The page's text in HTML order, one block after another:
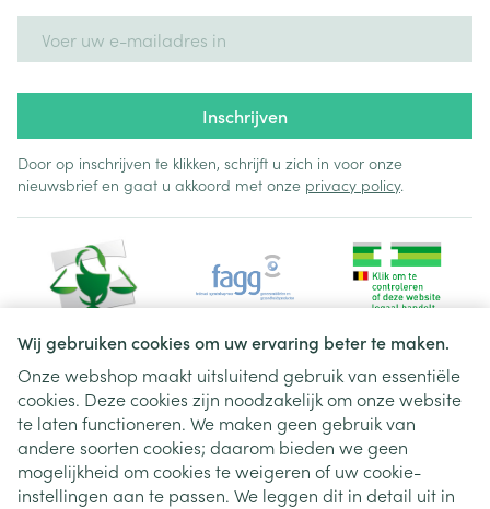
Wij gebruiken cookies om uw ervaring beter te maken.
Onze webshop maakt uitsluitend gebruik van essentiële
cookies. Deze cookies zijn noodzakelijk om onze website
te laten functioneren. We maken geen gebruik van
andere soorten cookies; daarom bieden we geen
mogelijkheid om cookies te weigeren of uw cookie-
instellingen aan te passen. We leggen dit in detail uit in
Inschrijven
Door op inschrijven te klikken, schrijft u zich in voor onze
nieuwsbrief en gaat u akkoord met onze privacy policy.
Juridische links